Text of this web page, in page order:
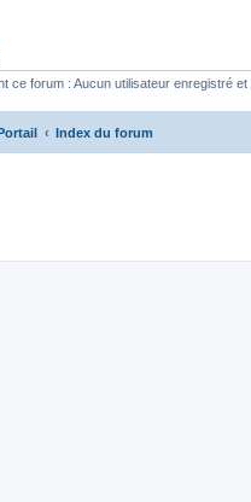
ce forum : Aucun utilisateur enregistré et
Portail Index du forum